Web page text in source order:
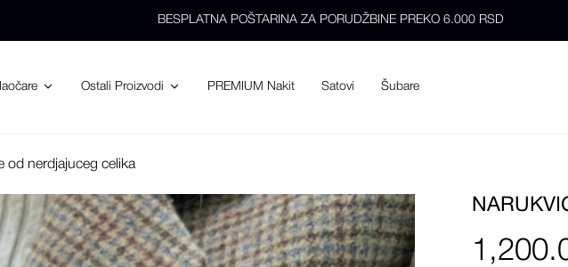
BESPLATNA POŠTARINA ZA PORUDŽBINE PREKO 6.000 RSD
Ostali Proizvodi PREMIUM Nakit Satovi Šubare
od nerdjajuceg celika